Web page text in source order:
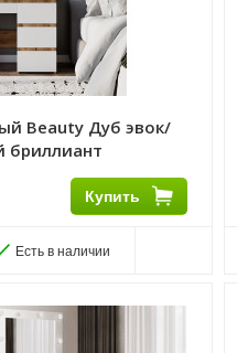
Beauty Дуб эвок/
бриллиант
Купить
Есть в наличии